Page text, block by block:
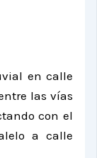
en calle
las vías
con el
a calle